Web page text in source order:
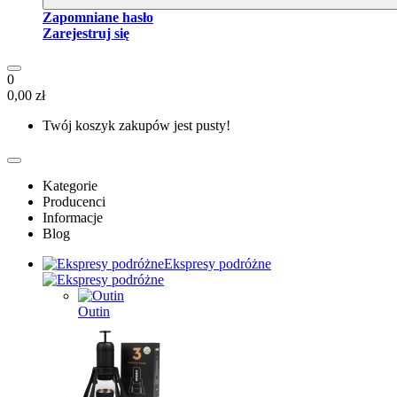
Zapomniane hasło
Zarejestruj się
0
0,00 zł
Twój koszyk zakupów jest pusty!
Kategorie
Producenci
Informacje
Blog
Ekspresy podróżne
Outin